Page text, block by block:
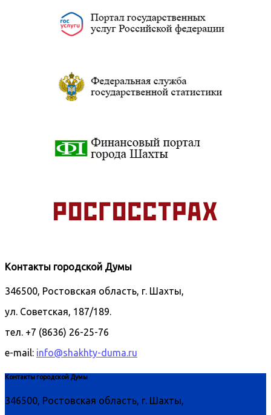
Контакты городской Думы
346500, Ростовская область, г. Шахты,
ул. Советская, 187/189.
тел. +7 (8636) 26-25-76
e-mail: info@shakhty-duma.ru
Контакты городской Думы
346500, Ростовская область, г. Шахты,